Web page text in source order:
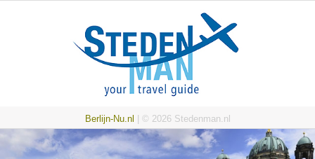
Berlijn-Nu.nl | © 2026 Stedenman.nl